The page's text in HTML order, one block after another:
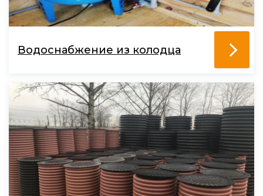
Водоснабжение из колодца